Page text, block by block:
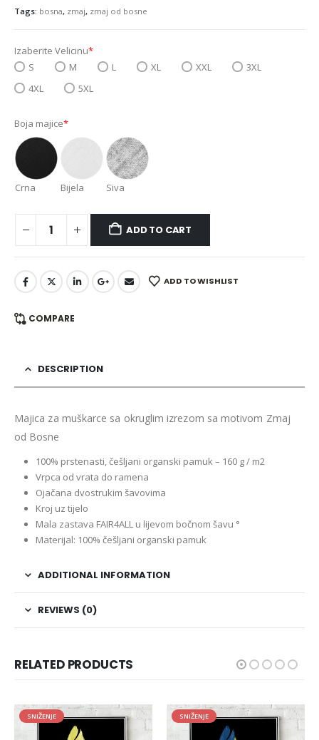
Tags: bosna, zmaj, zmaj od bosne
Izaberite Velicinu*
S
M L XL XXL
3XL
4XL
5XL
Boja majice*
Crna Bijela Siva
ADD TO CART
ADD TO WISHLIST
COMPARE
DESCRIPTION
Majica za muškarce sa okruglim izrezom sa motivom Zmaj
od Bosne
100% prstenasti, češljani organski pamuk – 160 g / m2
Vrpca od vrata do ramena
Ojačana dvostrukim šavovima
Kroj uz tijelo
Mala zastava FAIR4ALL u lijevom bočnom šavu °
Materijal: 100% češljani organski pamuk
ADDITIONAL INFORMATION
REVIEWS (0)
RELATED PRODUCTS
SNIŽENJE